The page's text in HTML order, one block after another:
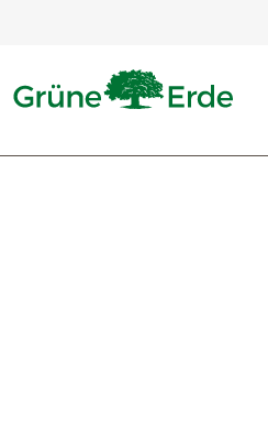
Schlafen Kissen